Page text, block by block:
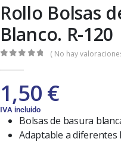
Rollo Bolsas
Blanco. R-120
( No hay
1,50 €
IVA incluido
Bolsas de basura
Adaptable a diferentes